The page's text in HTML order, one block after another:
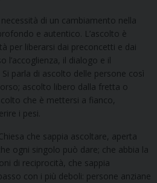
di un cambiamento nella
e autentico. L’ascolto è
per liberarsi dai preconcetti e dai
l’accoglienza, il dialogo e il
parla di ascolto delle persone così
ascolto libero dalla fretta o
che è mettersi a fianco,
i pesi.
che sappia ascoltare, aperta
ogni singolo può dare; che abbia la
di reciprocità, che sappia
con i più deboli: persone anziane